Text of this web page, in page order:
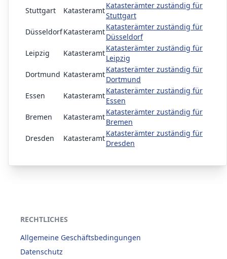
Stuttgart
Katasteramt
Katasterämter zuständig für
Stuttgart
DüsseldorfKatasteramt
Katasterämter zuständig für
Düsseldorf
Leipzig
Katasteramt
Katasterämter zuständig für
Leipzig
Dortmund Katasteramt
Katasterämter zuständig für
Dortmund
Essen
Katasteramt
Katasterämter zuständig für
Essen
Bremen
Katasteramt
Katasterämter zuständig für
Bremen
Dresden
Katasteramt
Katasterämter zuständig für
Dresden
RECHTLICHES
Allgemeine Geschäftsbedingungen
Datenschutz